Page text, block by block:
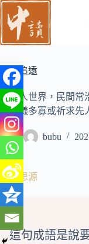
跳
至
主
內
容
慎終追遠
在華人世界，民間
品科儀多寡或祈求
bubu
飲水思源
這句成語是說